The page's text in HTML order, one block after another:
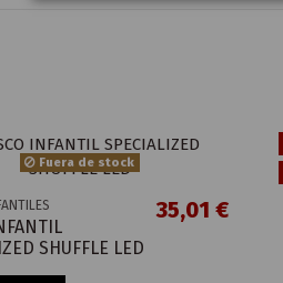
Fuera de stock
SHUFFLE LED
35,01 €